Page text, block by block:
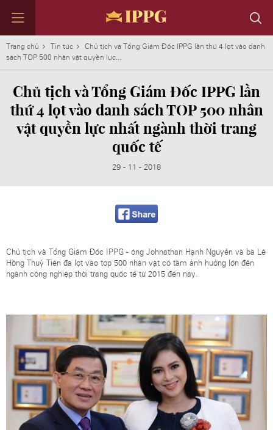
TẬP ĐOÀN
Định hướng phát triển IPPG
Thành tựu
KINH DOANH
DAFC
ACFC & CMFC
Tất cả các nhãn hiệu
TIN TỨC
Tin nổi bật
Tin theo lĩnh vực
NHÂN TÀI
Làm việc cùng Chúng tôi
Môi trường làm việc
ĐỐI TÁC
Những con số ấn tượng
Thông điệp từ Chủ tịch
LIÊN HỆ
Liên hệ với chúng tôi
Liên hệ các Bộ phận Kinh Doanh
Trang chủ Tin tức
Chủ tịch và Tổng Giám Đốc IPPG lần thứ 4 lọt vào danh
sách TOP 500 nhân vật quyền lực...
Chủ tịch và Tổng Giám Đốc IPPG lần
thứ 4 lọt vào danh sách TOP 500 nhân
vật quyền lực nhất ngành thời trang
quốc tế
29 - 11 - 2018
Chủ tịch và Tổng Giám Đốc IPPG - ông Johnathan Hạnh Nguyễn và bà Lê
Hồng Thuỷ Tiên đã lọt vào top 500 nhân vật có tầm ảnh hưởng lớn đến
ngành công nghiệp thời trang quốc tế từ 2015 đến nay.